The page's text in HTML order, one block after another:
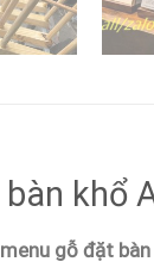
khổ
gỗ đặt